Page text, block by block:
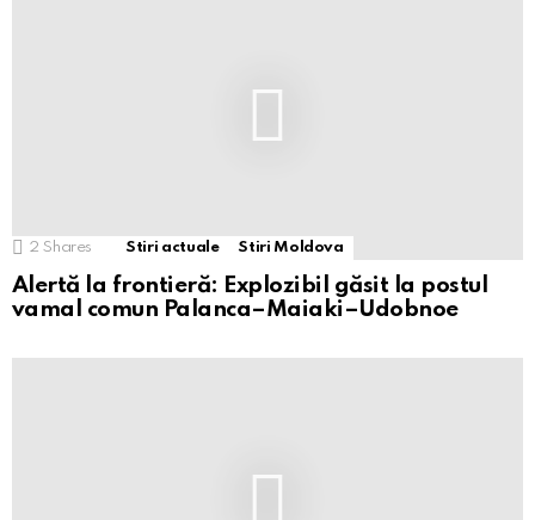
2 Shares Stiri actuale Stiri Moldova
Alertă la frontieră: Explozibil găsit la postul
vamal comun Palanca–Maiaki–Udobnoe